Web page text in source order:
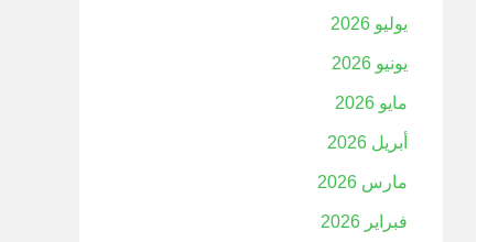
يوليو 2026
يونيو 2026
مايو 2026
أبريل 2026
مارس 2026
فبراير 2026